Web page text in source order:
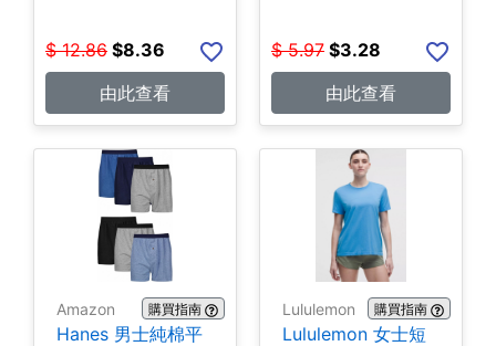
$ 12.86 $8.36
由此查看
$ 5.97 $3.28
由此查看
Amazon 購買指南
Hanes 男士純棉平
Lululemon 購買指南
Lululemon 女士短